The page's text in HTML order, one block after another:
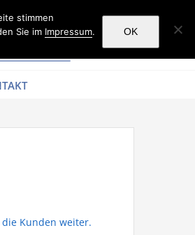
Kunden weiter.
stimmen
Sie im Impressum. OK